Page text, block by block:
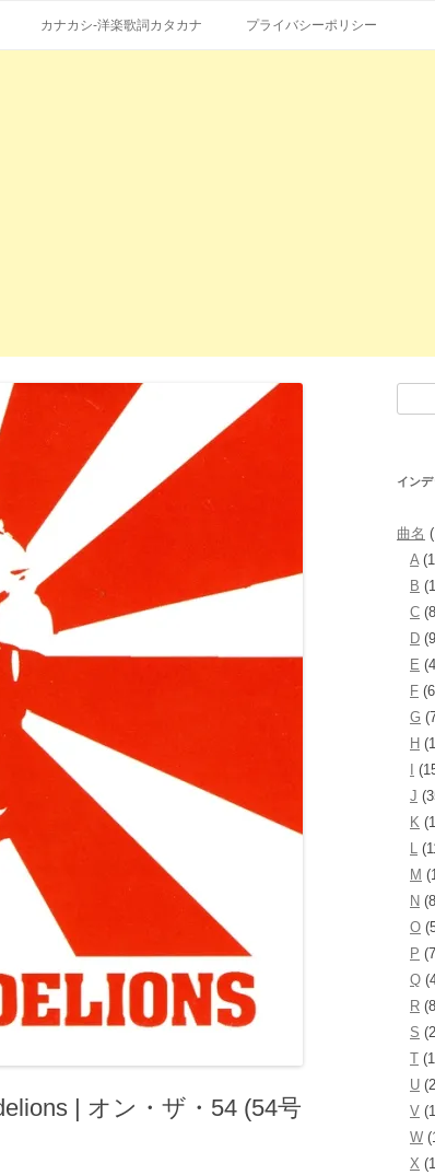
語の意味、読み方
ン
ン
カナカシ-洋楽歌詞カタカナ プライバシーポリシー
| オン・ザ・54 (54号
イン
曲名
A
B
C
D
E
F
G
H
J
K
L
M
N
O
P
Q
R
S
T
U
V
W
X